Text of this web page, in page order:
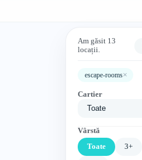
Am găsit 13
locații.
escape-rooms×
Cartier
Vârstă
Toate
3+